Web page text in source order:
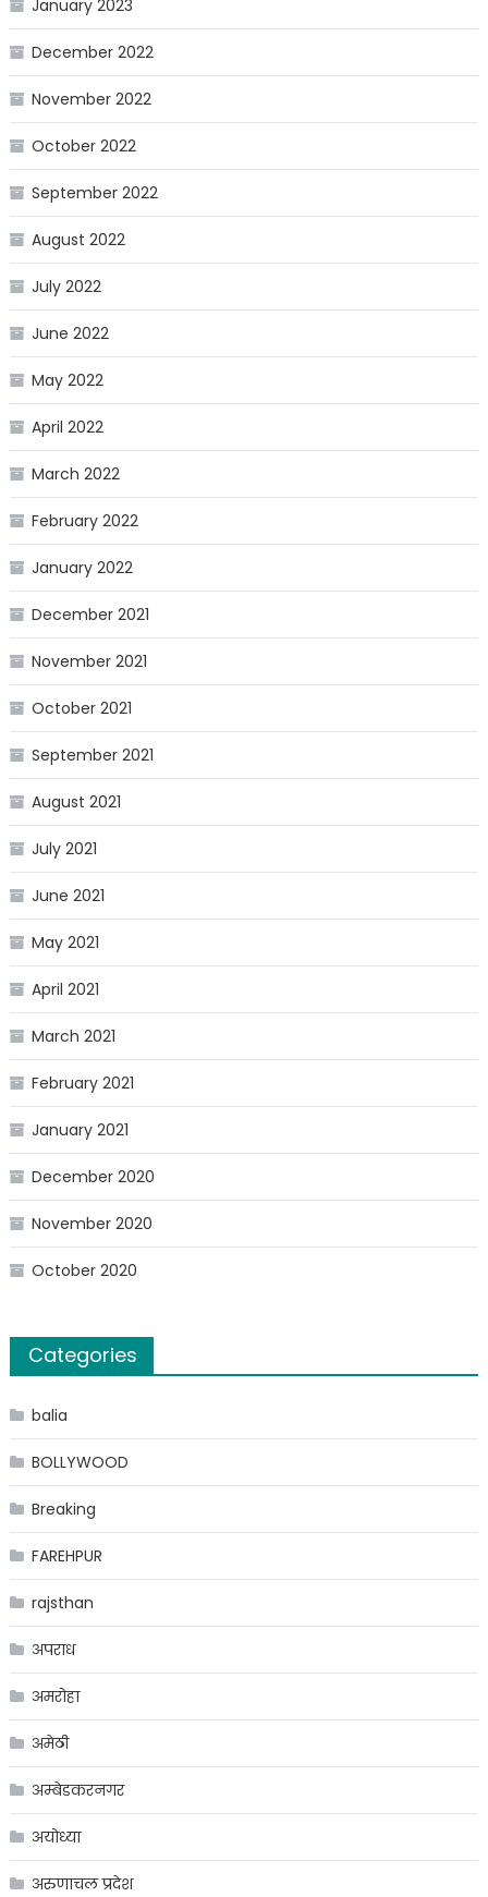
January 2023
December 2022
November 2022
October 2022
September 2022
August 2022
July 2022
June 2022
May 2022
April 2022
March 2022
February 2022
January 2022
December 2021
November 2021
October 2021
September 2021
August 2021
July 2021
June 2021
May 2021
April 2021
March 2021
February 2021
January 2021
December 2020
November 2020
October 2020
Categories
balia
BOLLYWOOD
Breaking
FAREHPUR
rajsthan
अपराध
अमरोहा
अमेठी
अम्बेडकरनगर
अयोध्या
अरुणाचल प्रदेश